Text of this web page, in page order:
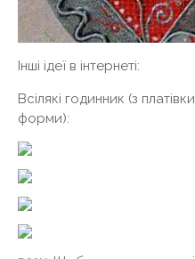
Інші ідеї в інтернеті:
Всілякі годинник (з
форми):